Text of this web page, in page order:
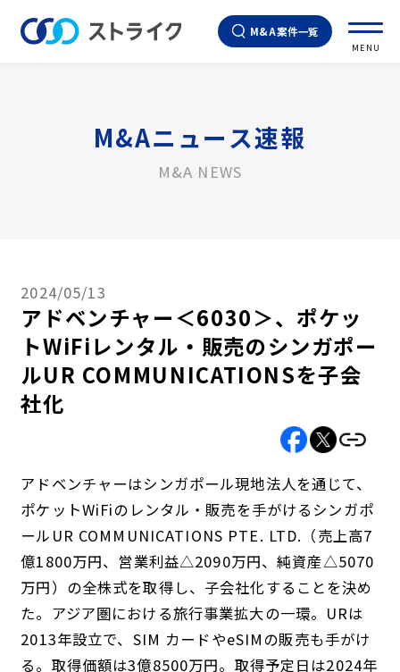
M&A案件一覧
MENU
M&Aニュース速報
M&A NEWS
2024/05/13
アドベンチャー＜6030＞、ポケッ
トWiFiレンタル・販売のシンガポー
ルUR COMMUNICATIONSを子会
社化
アドベンチャーはシンガポール現地法人を通じて、
ポケットWiFiのレンタル・販売を手がけるシンガポ
ールUR COMMUNICATIONS PTE. LTD.（売上高7
億1800万円、営業利益△2090万円、純資産△5070
万円）の全株式を取得し、子会社化することを決め
た。アジア圏における旅行事業拡大の一環。URは
2013年設立で、SIM カードやeSIMの販売も手がけ
る。取得価額は3億8500万円。取得予定日は2024年